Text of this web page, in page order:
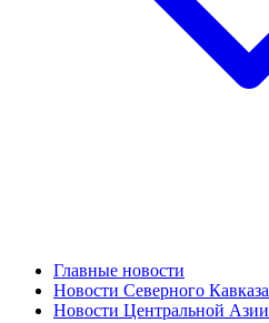
Главные новости
Новости Северного Кавказа
Новости Центральной Азии